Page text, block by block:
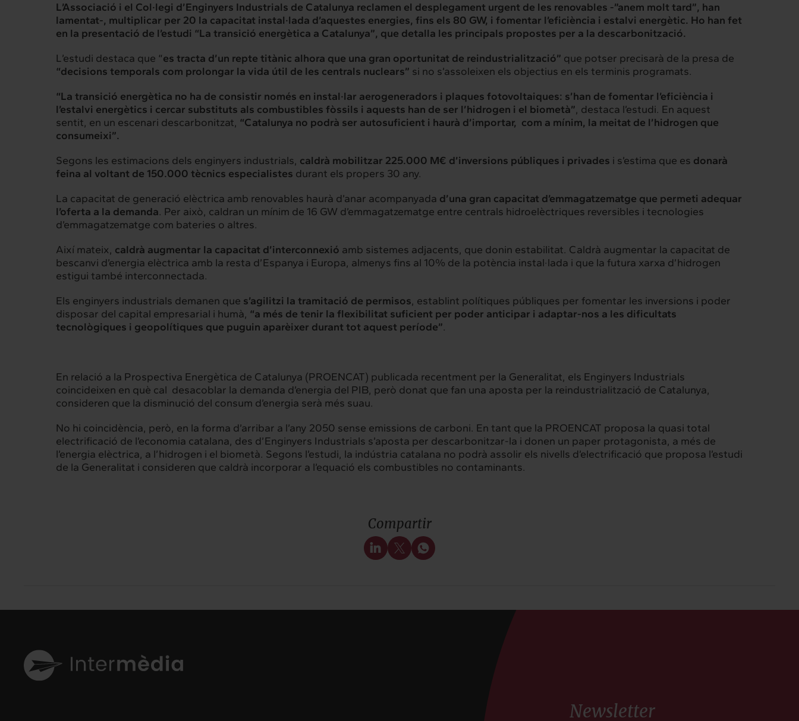
Intermèdia
Sobre nosaltres
Interconnexió Interacció Intermèdia
Interrelació
Clients
Insights
Actualitat
Intercanvi
L’Associació i el Col·legi d’Enginyers Industrials de Catalunya reclamen el desplegament urgent de les renovables -”anem molt tard”, han
lamentat-, multiplicar per 20 la capacitat instal·lada d’aquestes energies, fins els 80 GW, i fomentar l’eficiència i estalvi energètic. Ho han fet
en la presentació de l’estudi “La transició energètica a Catalunya”, que detalla les principals propostes per a la descarbonització.
L’estudi destaca que “es tracta d’un repte titànic alhora que una gran oportunitat de reindustrialització” que potser precisarà de la presa de
“decisions temporals com prolongar la vida útil de les centrals nuclears” si no s’assoleixen els objectius en els terminis programats.
“La transició energètica no ha de consistir només en instal·lar aerogeneradors i plaques fotovoltaiques: s’han de fomentar l’eficiència i
l’estalvi energètics i cercar substituts als combustibles fòssils i aquests han de ser l’hidrogen i el biometà”, destaca l’estudi. En aquest
sentit, en un escenari descarbonitzat, “Catalunya no podrà ser autosuficient i haurà d’importar, com a mínim, la meitat de l’hidrogen que
consumeixi”.
Segons les estimacions dels enginyers industrials, caldrà mobilitzar 225.000 M€ d’inversions públiques i privades i s’estima que es donarà
feina al voltant de 150.000 tècnics especialistes durant els propers 30 any.
La capacitat de generació elèctrica amb renovables haurà d’anar acompanyada d’una gran capacitat d’emmagatzematge que permeti adequar
l’oferta a la demanda. Per això, caldran un mínim de 16 GW d’emmagatzematge entre centrals hidroelèctriques reversibles i tecnologies
d’emmagatzematge com bateries o altres.
Així mateix, caldrà augmentar la capacitat d’interconnexió amb sistemes adjacents, que donin estabilitat. Caldrà augmentar la capacitat de
bescanvi d’energia elèctrica amb la resta d’Espanya i Europa, almenys fins al 10% de la potència instal·lada i que la futura xarxa d’hidrogen
estigui també interconnectada.
Els enginyers industrials demanen que s’agilitzi la tramitació de permisos, establint polítiques públiques per fomentar les inversions i poder
disposar del capital empresarial i humà, “a més de tenir la flexibilitat suficient per poder anticipar i adaptar-nos a les dificultats
tecnològiques i geopolítiques que puguin aparèixer durant tot aquest període”.
En relació a la Prospectiva Energètica de Catalunya (PROENCAT) publicada recentment per la Generalitat, els Enginyers Industrials
coincideixen en què cal desacoblar la demanda d’energia del PIB, però donat que fan una aposta per la reindustrialització de Catalunya,
consideren que la disminució del consum d’energia serà més suau.
No hi coincidència, però, en la forma d’arribar a l’any 2050 sense emissions de carboni. En tant que la PROENCAT proposa la quasi total
electrificació de l’economia catalana, des d’Enginyers Industrials s’aposta per descarbonitzar-la i donen un paper protagonista, a més de
l’energia elèctrica, a l’hidrogen i el biometà. Segons l’estudi, la indústria catalana no podrà assolir els nivells d’electrificació que proposa l’estudi
de la Generalitat i consideren que caldrà incorporar a l’equació els combustibles no contaminants.
Compartir
Newsletter